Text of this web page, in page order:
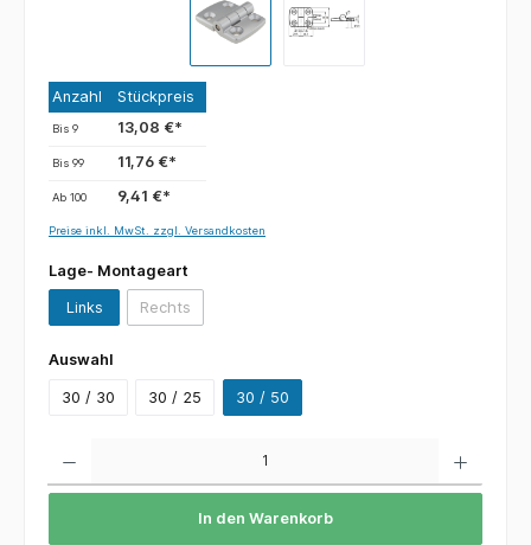
Anzahl Stückpreis
Bis9 13,08 €*
Bis99 11,76 €*
Ab100 9,41 €*
Preise inkl. MwSt. zzgl. Versandkosten
Lage- Montageart
Links Rechts
Auswahl
30 / 30 30 / 25 30 / 50
In den Warenkorb